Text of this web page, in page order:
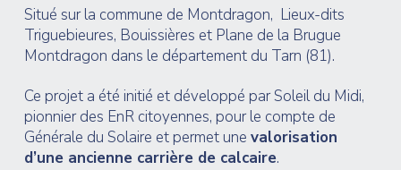
Situé sur la commune de Montdragon, Lieux-dits
Triguebieures, Bouissières et Plane de la Brugue
Montdragon dans le département du Tarn (81).
Ce projet a été initié et développé par Soleil du Midi,
pionnier des EnR citoyennes, pour le compte de
Générale du Solaire et permet une valorisation
d’une ancienne carrière de calcaire.